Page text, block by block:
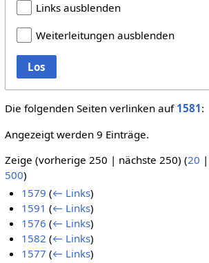
Links ausblenden
Weiterleitungen ausblenden
Los
Die folgenden Seiten verlinken auf 1581:
Angezeigt werden 9 Einträge.
Zeige (vorherige 250 | nächste 250) (20 |
500)
1579 (← Links)
1591 (← Links)
1576 (← Links)
1582 (← Links)
1577 (← Links)